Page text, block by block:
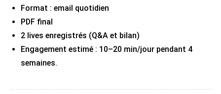
Format : email quotidien
PDF final
2 lives enregistrés (Q&A et bilan)
Engagement estimé : 10–20 min/jour pendant 4
semaines.